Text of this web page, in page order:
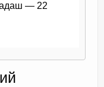
— 22